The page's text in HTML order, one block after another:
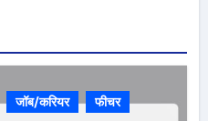
जॉब/करियर फीचर